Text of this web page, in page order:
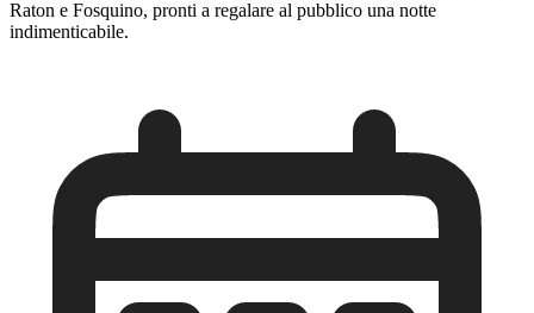
Raton e Fosquino, pronti a regalare al pubblico una notte
indimenticabile.